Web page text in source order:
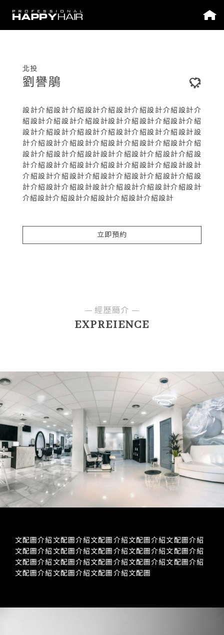
北投
劉譽鵑
設計介紹設計介紹設計介紹設計介紹設計介紹設計介
紹設計介紹設計介紹設計設計介紹設計介紹設計介紹
設計介紹設計介紹設計介紹設計介紹設計介紹設計設
計介紹設計介紹設計介紹設計介紹設計介紹設計介紹
設計介紹設計介紹設計設計介紹設計介紹設計介紹設
計介紹設計介紹設計介紹設計介紹設計介紹設計設計
介紹設計介紹設計介紹設計介紹設計介紹設計介紹設
計介紹設計介紹設計設計介紹設計介紹設計介紹設計
介紹設計介紹設計介紹設計介紹設計介紹設計
立即預約
EXPREIENCE
經歷簡介
文配圖介紹文配圖介紹文配圖介紹文配圖介紹文配圖介紹
文配圖介紹文配圖介紹文配圖介紹文配圖介紹文配圖介紹
文配圖介紹文配圖介紹文配圖介紹文配圖介紹文配圖介紹
文配圖介紹文配圖介紹文配圖介紹文配圖